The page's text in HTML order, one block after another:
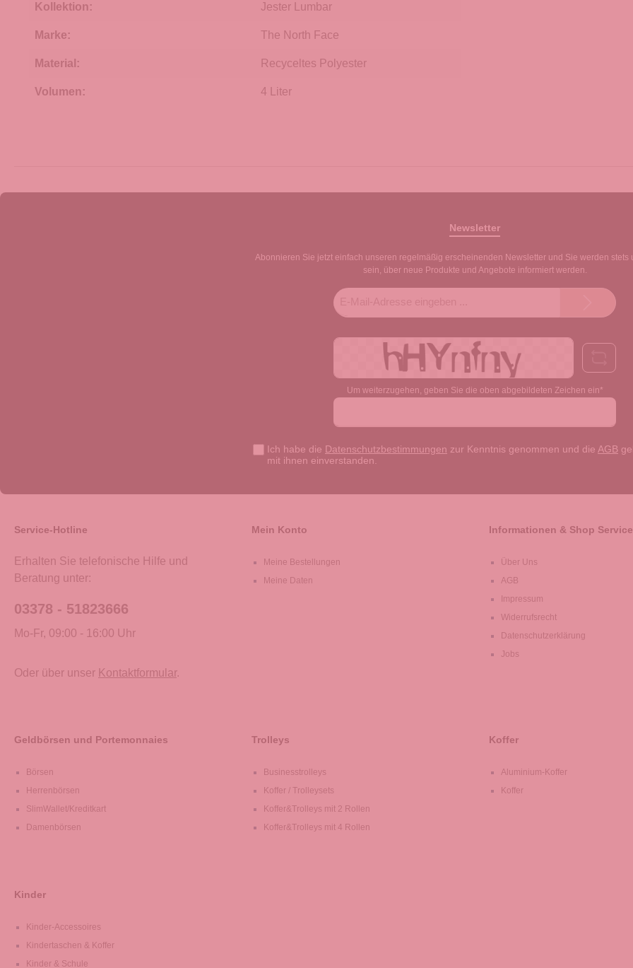
Kollektion: Jester Lumbar
Marke: The North Face
Material: Recyceltes Polyester
Volumen: 4 Liter
Newsletter
Abonnieren Sie jetzt einfach unseren regelmäßig erscheinenden Newsletter und Sie werden stets
sein, über neue Produkte und Angebote informiert werden.
Adresse*
Um weiterzugehen, geben Sie die oben abgebildeten Zeichen ein*
Ich habe die Datenschutzbestimmungen zur Kenntnis genommen und die AGB
mit ihnen einverstanden.
Service-Hotline
Erhalten Sie telefonische Hilfe und
Beratung unter:
03378 - 51823666
Mo-Fr, 09:00 - 16:00 Uhr
Oder über unser Kontaktformular.
Mein Konto
Meine Bestellungen
Meine Daten
Informationen & Shop Service
Über Uns
AGB
Impressum
Widerrufsrecht
Datenschutzerklärung
Jobs
Geldbörsen und Portemonnaies
Börsen
Herrenbörsen
SlimWallet/Kreditkart
Damenbörsen
Trolleys
Businesstrolleys
Koffer / Trolleysets
Koffer&Trolleys mit 2 Rollen
Koffer&Trolleys mit 4 Rollen
Koffer
Aluminium-Koffer
Koffer
Kinder
Kinder-Accessoires
Kindertaschen & Koffer
Kinder & Schule